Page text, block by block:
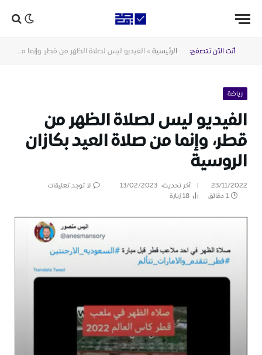
أنت الآن تتصفح: الرئيسية » الفيديو ليس لصلاة الظهر من قطر، وإنما من صلاة العيد بكازان الروسية
رياضة
الفيديو ليس لصلاة الظهر من
قطر، وإنما من صلاة العيد بكازان
الروسية
23/11/2022 آخر تحديث: 13/02/2023
لا توجد تعليقات
1 دقائق
18زيارة